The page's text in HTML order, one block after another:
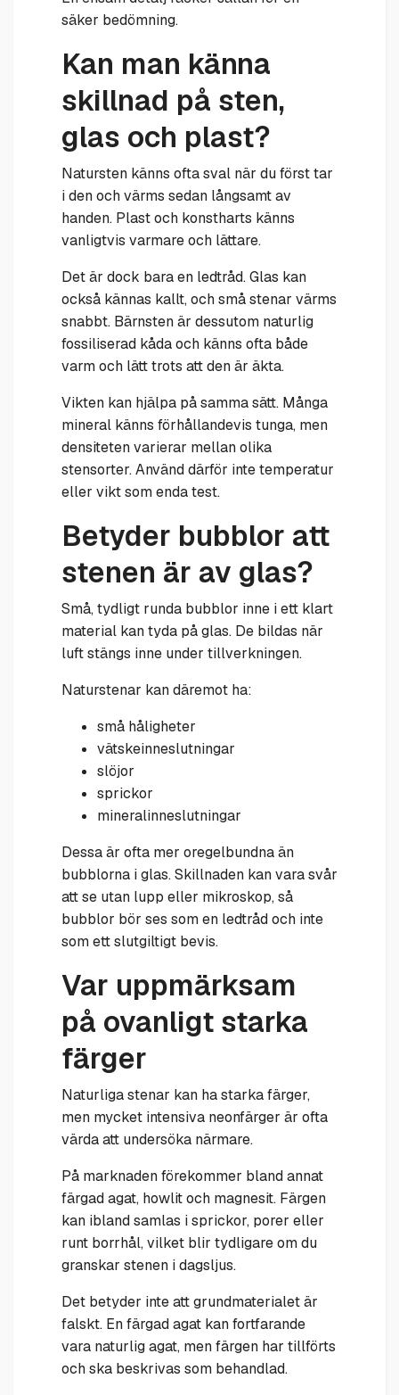
säker bedömning.
Kan man känna
skillnad på sten,
glas och plast?
Natursten känns ofta sval när du först tar
i den och värms sedan långsamt av
handen. Plast och konstharts känns
vanligtvis varmare och lättare.
Det är dock bara en ledtråd. Glas kan
också kännas kallt, och små stenar värms
snabbt. Bärnsten är dessutom naturlig
fossiliserad kåda och känns ofta både
varm och lätt trots att den är äkta.
Vikten kan hjälpa på samma sätt. Många
mineral känns förhållandevis tunga, men
densiteten varierar mellan olika
stensorter. Använd därför inte temperatur
eller vikt som enda test.
Betyder bubblor att
stenen är av glas?
Små, tydligt runda bubblor inne i ett klart
material kan tyda på glas. De bildas när
luft stängs inne under tillverkningen.
Naturstenar kan däremot ha:
små håligheter
vätskeinneslutningar
slöjor
sprickor
mineralinneslutningar
Dessa är ofta mer oregelbundna än
bubblorna i glas. Skillnaden kan vara svår
att se utan lupp eller mikroskop, så
bubblor bör ses som en ledtråd och inte
som ett slutgiltigt bevis.
Var uppmärksam
på ovanligt starka
färger
Naturliga stenar kan ha starka färger,
men mycket intensiva neonfärger är ofta
värda att undersöka närmare.
På marknaden förekommer bland annat
färgad agat, howlit och magnesit. Färgen
kan ibland samlas i sprickor, porer eller
runt borrhål, vilket blir tydligare om du
granskar stenen i dagsljus.
Det betyder inte att grundmaterialet är
falskt. En färgad agat kan fortfarande
vara naturlig agat, men färgen har tillförts
och ska beskrivas som behandlad.